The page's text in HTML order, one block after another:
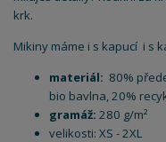
krk.
Mikiny máme i s kapucí i s
materiál: 80%
bio bavlna, 20%
gramáž: 280 g/m²
velikosti: XS - 2XL